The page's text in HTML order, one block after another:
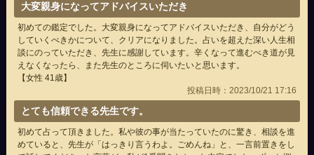
大変親身になってアドバイスいただき
初めての鑑定でした。大変親身になってアドバイスいただき、自分がどう
していくべきかについて、クリアになりました。占いを超えた深い人生相
談にのっていただき、先生に感謝しています。辛くなって進むべき道が見
えなくなったら、また先生のところに伺いたいと思います。
【女性 41歳】
投稿日時：2023/10/21 17:16
とても信頼できる先生です。
初めて占って頂きました。私や彼の事が当たっていたのに驚き、相談を進
めていると、先生が「はっきり言うわよ。ごめんね」と、一言前置きをし